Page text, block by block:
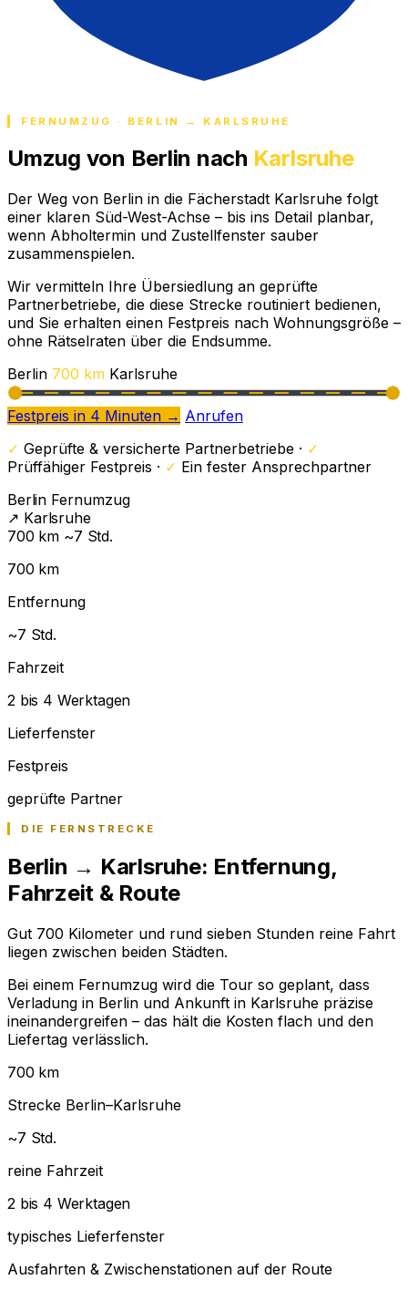
FERNUMZUG · BERLIN → KARLSRUHE
Umzug von Berlin nach Karlsruhe
Der Weg von Berlin in die Fächerstadt Karlsruhe folgt
einer klaren Süd-West-Achse – bis ins Detail planbar,
wenn Abholtermin und Zustellfenster sauber
zusammenspielen.
Wir vermitteln Ihre Übersiedlung an geprüfte
Partnerbetriebe, die diese Strecke routiniert bedienen,
und Sie erhalten einen Festpreis nach Wohnungsgröße –
ohne Rätselraten über die Endsumme.
Berlin 700 km Karlsruhe
Festpreis in 4 Minuten → Anrufen
✓ Geprüfte & versicherte Partnerbetriebe · ✓
Prüffähiger Festpreis · ✓ Ein fester Ansprechpartner
Berlin Fernumzug
↗ Karlsruhe
700 km ~7 Std.
700 km
Entfernung
~7 Std.
Fahrzeit
2 bis 4 Werktagen
Lieferfenster
Festpreis
geprüfte Partner
DIE FERNSTRECKE
Berlin → Karlsruhe: Entfernung,
Fahrzeit & Route
Gut 700 Kilometer und rund sieben Stunden reine Fahrt
liegen zwischen beiden Städten.
Bei einem Fernumzug wird die Tour so geplant, dass
Verladung in Berlin und Ankunft in Karlsruhe präzise
ineinandergreifen – das hält die Kosten flach und den
Liefertag verlässlich.
700 km
Strecke Berlin–Karlsruhe
~7 Std.
reine Fahrzeit
2 bis 4 Werktagen
typisches Lieferfenster
Ausfahrten & Zwischenstationen auf der Route